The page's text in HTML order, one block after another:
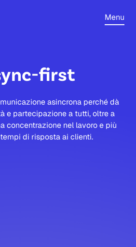
Menu
first
asincrona perché dà
e partecipazione a tutti, oltre a
concentrazione nel lavoro e più
di risposta ai clienti.